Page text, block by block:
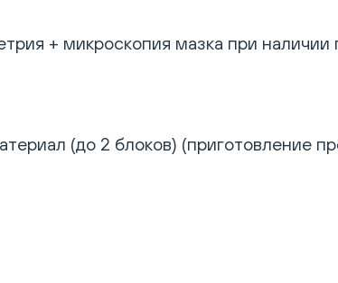
+ микроскопия мазка при наличии
(до 2 блоков) (приготовление